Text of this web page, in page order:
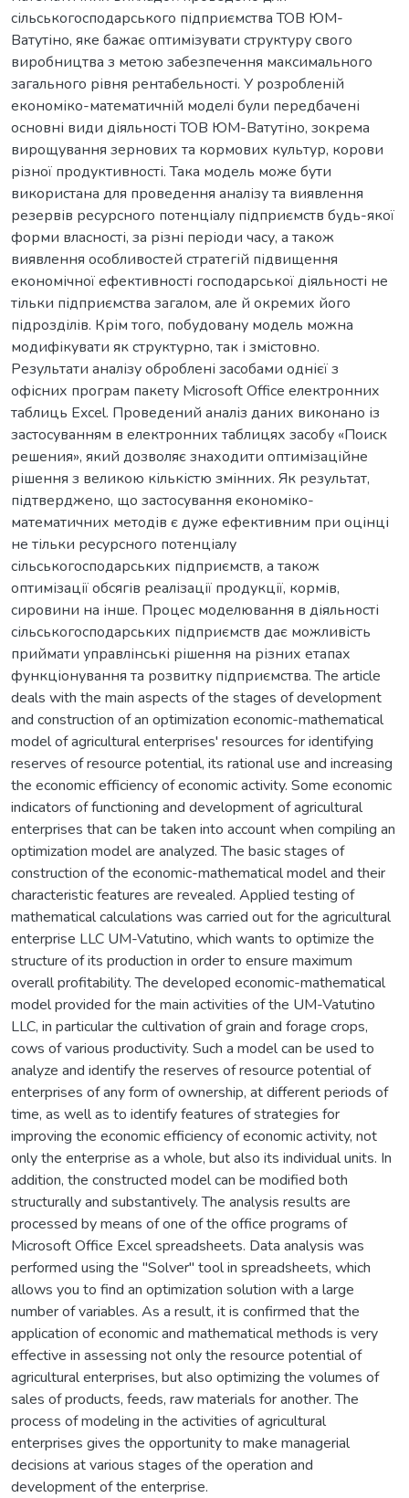
сільськогосподарського підприємства ТОВ ЮМ-
Ватутіно, яке бажає оптимізувати структуру свого
виробництва з метою забезпечення максимального
загального рівня рентабельності. У розробленій
економіко-математичній моделі були передбачені
основні види діяльності ТОВ ЮМ-Ватутіно, зокрема
вирощування зернових та кормових культур, корови
різної продуктивності. Така модель може бути
використана для проведення аналізу та виявлення
резервів ресурсного потенціалу підприємств будь-якої
форми власності, за різні періоди часу, а також
виявлення особливостей стратегій підвищення
економічної ефективності господарської діяльності не
тільки підприємства загалом, але й окремих його
підрозділів. Крім того, побудовану модель можна
модифікувати як структурно, так і змістовно.
Результати аналізу оброблені засобами однієї з
офісних програм пакету Microsoft Office електронних
таблиць Excel. Проведений аналіз даних виконано із
застосуванням в електронних таблицях засобу «Поиск
решения», який дозволяє знаходити оптимізаційне
рішення з великою кількістю змінних. Як результат,
підтверджено, що застосування економіко-
математичних методів є дуже ефективним при оцінці
не тільки ресурсного потенціалу
сільськогосподарських підприємств, а також
оптимізації обсягів реалізації продукції, кормів,
сировини на інше. Процес моделювання в діяльності
сільськогосподарських підприємств дає можливість
приймати управлінські рішення на різних етапах
функціонування та розвитку підприємства. The article
deals with the main aspects of the stages of development
and construction of an optimization economic-mathematical
model of agricultural enterprises' resources for identifying
reserves of resource potential, its rational use and increasing
the economic efficiency of economic activity. Some economic
indicators of functioning and development of agricultural
enterprises that can be taken into account when compiling an
optimization model are analyzed. The basic stages of
construction of the economic-mathematical model and their
characteristic features are revealed. Applied testing of
mathematical calculations was carried out for the agricultural
enterprise LLC UM-Vatutino, which wants to optimize the
structure of its production in order to ensure maximum
overall profitability. The developed economic-mathematical
model provided for the main activities of the UM-Vatutino
LLC, in particular the cultivation of grain and forage crops,
cows of various productivity. Such a model can be used to
analyze and identify the reserves of resource potential of
enterprises of any form of ownership, at different periods of
time, as well as to identify features of strategies for
improving the economic efficiency of economic activity, not
only the enterprise as a whole, but also its individual units. In
addition, the constructed model can be modified both
structurally and substantively. The analysis results are
processed by means of one of the office programs of
Microsoft Office Excel spreadsheets. Data analysis was
performed using the "Solver" tool in spreadsheets, which
allows you to find an optimization solution with a large
number of variables. As a result, it is confirmed that the
application of economic and mathematical methods is very
effective in assessing not only the resource potential of
agricultural enterprises, but also optimizing the volumes of
sales of products, feeds, raw materials for another. The
process of modeling in the activities of agricultural
enterprises gives the opportunity to make managerial
decisions at various stages of the operation and
development of the enterprise.